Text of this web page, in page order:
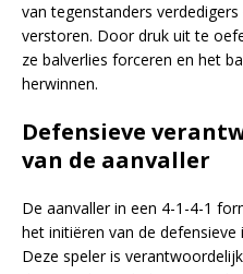
van tegenstanders
verstoren. Door druk uit te
ze balverlies forceren en het
herwinnen.
Defensieve
van de aanvaller
De aanvaller in een 4-1-4-1
het initiëren van de
Deze speler is